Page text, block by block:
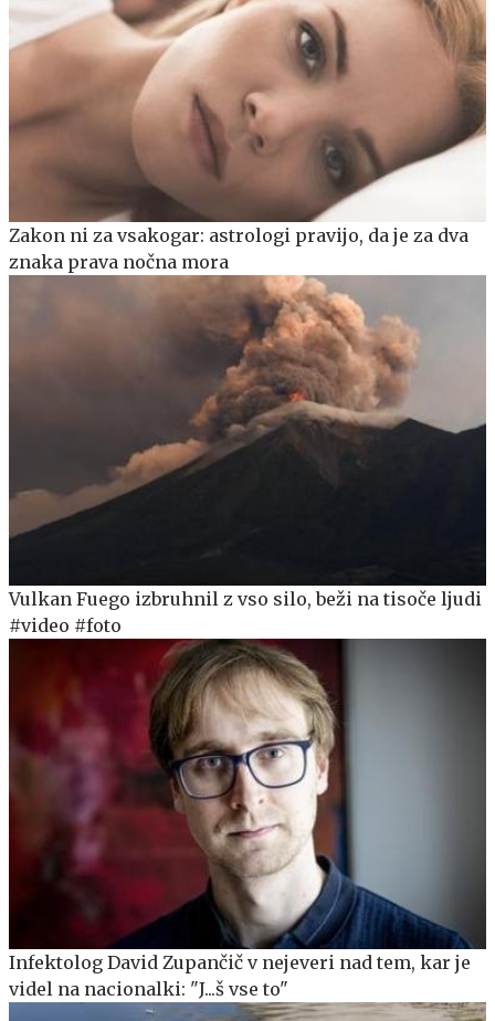
Zakon ni za vsakogar: astrologi pravijo, da je za dva
znaka prava nočna mora
Vulkan Fuego izbruhnil z vso silo, beži na tisoče ljudi
#video #foto
Infektolog David Zupančič v nejeveri nad tem, kar je
videl na nacionalki: "J...š vse to"